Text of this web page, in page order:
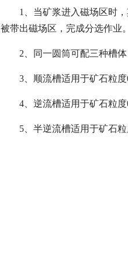
1、当矿浆进入磁场区时
被带出磁场区，完成分选作业。
2、同一圆筒可配三种槽
3、顺流槽适用于矿石粒度
4、逆流槽适用于矿石粒
5、半逆流槽适用于矿石